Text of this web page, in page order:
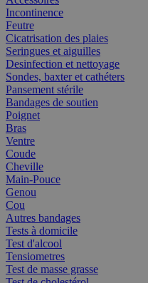
Incontinence
Feutre
Cicatrisation des plaies
Seringues et aiguilles
Desinfection et nettoyage
Sondes, baxter et cathéters
Pansement stérile
Bandages de soutien
Poignet
Bras
Ventre
Coude
Cheville
Main-Pouce
Genou
Cou
Autres bandages
Tests à domicile
Test d'alcool
Tensiometres
Test de masse grasse